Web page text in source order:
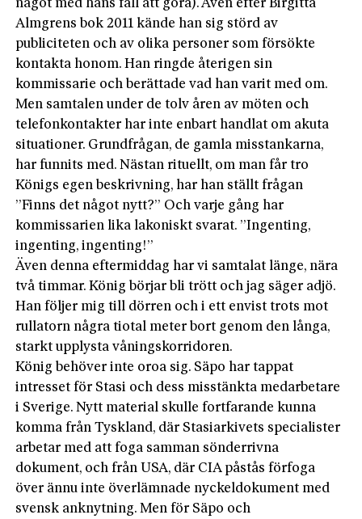
något med hans fall att göra). Även efter Birgitta
Almgrens bok 2011 kände han sig störd av
publiciteten och av olika personer som försökte
kontakta honom. Han ringde återigen sin
kommissarie och berättade vad han varit med om.
Men samtalen under de tolv åren av möten och
telefonkontakter har inte enbart handlat om akuta
situationer. Grundfrågan, de gamla misstankarna,
har funnits med. Nästan rituellt, om man får tro
Königs egen beskrivning, har han ställt frågan
”Finns det något nytt?” Och varje gång har
kommissarien lika lakoniskt svarat. ”Ingenting,
ingenting, ingenting!”
Även denna eftermiddag har vi samtalat länge, nära
två timmar. König börjar bli trött och jag säger adjö.
Han följer mig till dörren och i ett envist trots mot
rullatorn några tiotal meter bort genom den långa,
starkt upplysta våningskorridoren.
König behöver inte oroa sig. Säpo har tappat
intresset för Stasi och dess misstänkta medarbetare
i Sverige. Nytt material skulle fortfarande kunna
komma från Tyskland, där Stasiarkivets specialister
arbetar med att foga samman sönderrivna
dokument, och från USA, där CIA påstås förfoga
över ännu inte överlämnade nyckeldokument med
svensk anknytning. Men för Säpo och